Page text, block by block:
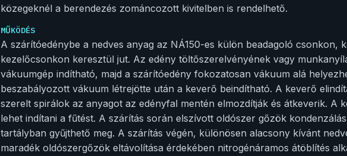
közegeknél a berendezés zománcozott kivitelben is rendelhető.
MŰKÖDÉS
A szárítóedénybe a nedves anyag az NÁ150-es külön beadagoló csonkon,
kezelőcsonkon keresztül jut. Az edény töltőszerelvényének vagy
vákuumgép indítható, majd a szárítóedény fokozatosan vákuum alá
beszabályozott vákuum létrejötte után a keverő beindítható. A keverő
szerelt spirálok az anyagot az edényfal mentén elmozdítják és átkeverik. A
lehet indítani a fűtést. A szárítás során elszívott oldószer gőzök
tartályban gyűjthető meg. A szárítás végén, különösen alacsony kívánt
maradék oldószergőzök eltávolítása érdekében nitrogénáramos átöblítés